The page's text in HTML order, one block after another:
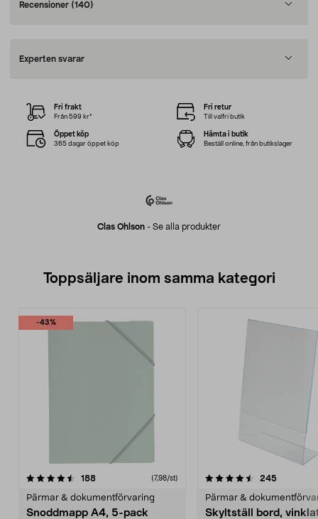
Recensioner (140)
Experten svarar
Clas Ohlson - Se alla produkter
Fri frakt
Från 599 kr*
Fri retur
Till valfri butik
Öppet köp
365 dagar öppet köp
Hämta i butik
Beställ online, från butikslager
Toppsäljare inom samma kategori
-43%
188recensioner (7,98/st)
Pärmar & dokumentförvaring
Snoddmapp A4, 5-pack
4.5 av 5 stjärnor 245
Pärmar &
Skyltställ bord,
4.5 av 5 stjärnor